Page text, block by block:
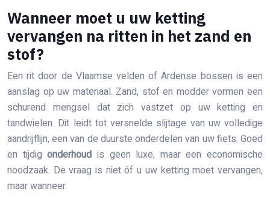
Wanneer moet u uw ketting
vervangen na ritten in het zand en
stof?
Een rit door de Vlaamse velden of Ardense bossen is een
aanslag op uw materiaal. Zand, stof en modder vormen een
schurend mengsel dat zich vastzet op uw ketting en
tandwielen. Dit leidt tot versnelde slijtage van uw volledige
aandrijflijn, een van de duurste onderdelen van uw fiets. Goed
en tijdigonderhoud is geen luxe, maar een economische
noodzaak. De vraag is niet óf u uw ketting moet vervangen,
maar wanneer.